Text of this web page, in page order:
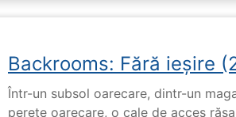
Backrooms: Fără ieșire
Într-un subsol oarecare, dintr-un
perete oarecare, o cale de acces